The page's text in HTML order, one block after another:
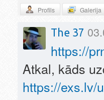
Profils Galerija
The 37
https://
Atkal, kāds
https://exs.lv/